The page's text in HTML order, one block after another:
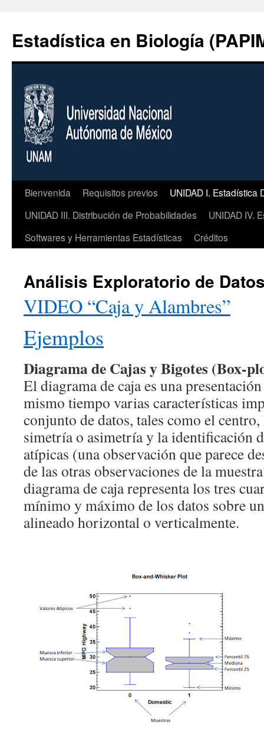
contenido
Estadística en Biología
Bienvenida Requisitos previos
UNIDAD I. Estadística
UNIDAD III. Distribución de Probabilidades
UNIDAD IV.
Softwares y Herramientas Estadísticas
Créditos
Análisis Exploratorio de
VIDEO “Caja y Alambres”
Ejemplos
Diagrama de Cajas y Bigotes (Box-
El diagrama de caja es una
mismo tiempo varias características
conjunto de datos, tales como el
simetría o asimetría y la identificación
atípicas (una observación que parece
de las otras observaciones de la
diagrama de caja representa los tres
mínimo y máximo de los datos sobre
alineado horizontal o verticalmente.